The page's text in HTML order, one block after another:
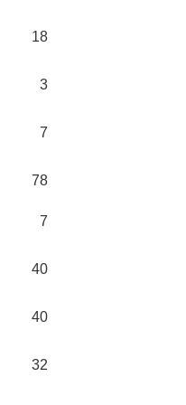
18
3
7
78
7
40
40
32